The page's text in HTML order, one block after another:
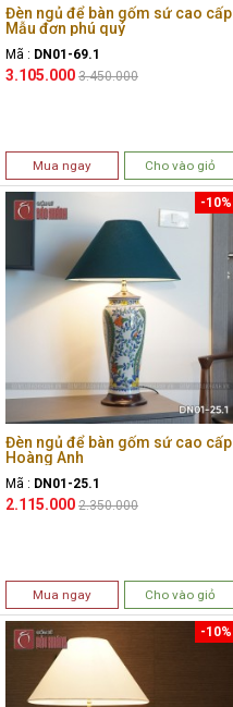
Đèn ngủ để bàn gốm sứ cao cấp
Mẫu đơn phú quý
Mã : DN01-69.1
3.105.000 3.450.000
Mua ngay Cho vào giỏ
Đèn ngủ để bàn gốm sứ cao cấp
Hoàng Anh
Mã : DN01-25.1
2.115.000
-10%
2.350.000
Mua ngay Cho vào giỏ
-10%